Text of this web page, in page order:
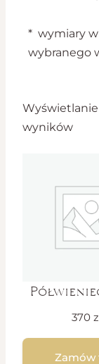
* wymiary
wybranego
Wyświetlanie
wyników
370
Zamów